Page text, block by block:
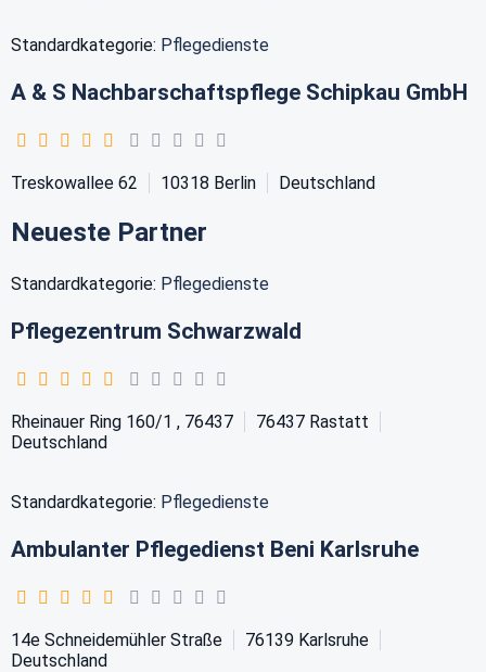
Standardkategorie: Pflegedienste
A & S Nachbarschaftspflege Schipkau GmbH
Treskowallee 62 10318 Berlin Deutschland
Neueste Partner
Standardkategorie: Pflegedienste
Pflegezentrum Schwarzwald
Rheinauer Ring 160/1 , 76437 76437 Rastatt
Deutschland
Standardkategorie: Pflegedienste
Ambulanter Pflegedienst Beni Karlsruhe
14e Schneidemühler Straße 76139 Karlsruhe
Deutschland